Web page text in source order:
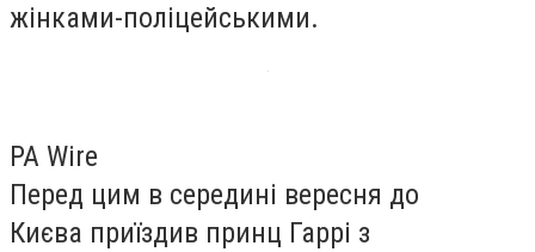
жінками-поліцейськими.
PA Wire
Перед цим в середині вересня до
Києва приїздив принц Гаррі з